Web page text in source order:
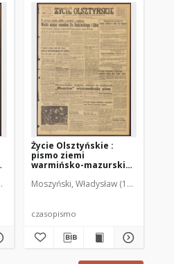
2001). Red. Mroczkowski, Włodzimierz
Życie Olsztyńskie :
pismo ziemi
warmińsko-mazurskiej,
Moszyński, Władysław (1922-2001).
czasopismo